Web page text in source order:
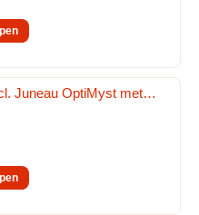
en kachels met
2026
2026
Juneau OptiMyst met…